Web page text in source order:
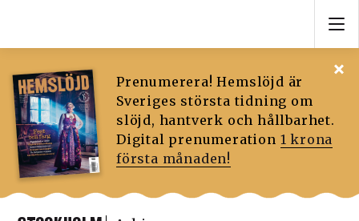
Prenumerera! Hemslöjd är
Sveriges största tidning om
slöjd, hantverk och hållbarhet.
Digital prenumeration 1 krona
första månaden!